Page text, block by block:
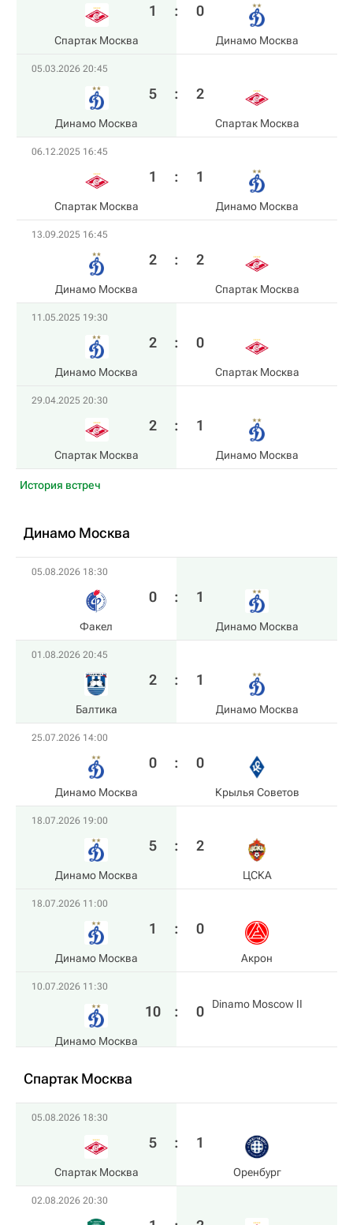
Спартак Москва
1 : 0
Динамо Москва
05.03.2026 20:45
Динамо Москва
5 : 2
Спартак Москва
06.12.2025 16:45
Спартак Москва
1 : 1
Динамо Москва
13.09.2025 16:45
Динамо Москва
2 : 2
Спартак Москва
11.05.2025 19:30
Динамо Москва
2 : 0
Спартак Москва
29.04.2025 20:30
Спартак Москва
2 : 1
Динамо Москва
История встреч
Динамо Москва
05.08.2026 18:30
Факел
0 : 1
Динамо Москва
01.08.2026 20:45
Балтика
2 : 1
Динамо Москва
25.07.2026 14:00
Динамо Москва
0 : 0
Крылья Советов
18.07.2026 19:00
Динамо Москва
5 : 2
ЦСКА
18.07.2026 11:00
Динамо Москва
1 : 0
Акрон
10.07.2026 11:30
Динамо Москва
10 : 0 Dinamo Moscow II
Спартак Москва
05.08.2026 18:30
Спартак Москва
5 : 1
Оренбург
02.08.2026 20:30